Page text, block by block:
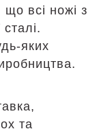
всі ножі з
яких
та